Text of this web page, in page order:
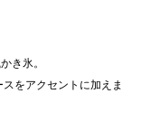
き氷。
をアクセントに加えま